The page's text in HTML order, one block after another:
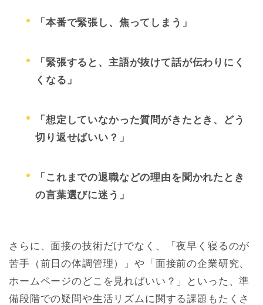
「本番で緊張し、焦ってしまう」
「緊張すると、主語が抜けて話が伝わりにく
くなる」
「想定していなかった質問がきたとき、どう
切り返せばいい？」
「これまでの退職などの理由を聞かれたとき
の言葉選びに迷う」
さらに、面接の技術だけでなく、「夜早く寝るのが
苦手（前日の体調管理）」や「面接前の企業研究、
ホームページのどこを見ればいい？」といった、準
備段階での疑問や生活リズムに関する課題もたくさ